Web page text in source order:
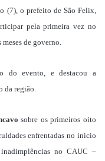
(7), o prefeito de São Felix,
pela primeira vez no
de governo.
do evento, e destacou a
da região.
sobre os primeiros oito
enfrentadas no inicio
no CAUC –